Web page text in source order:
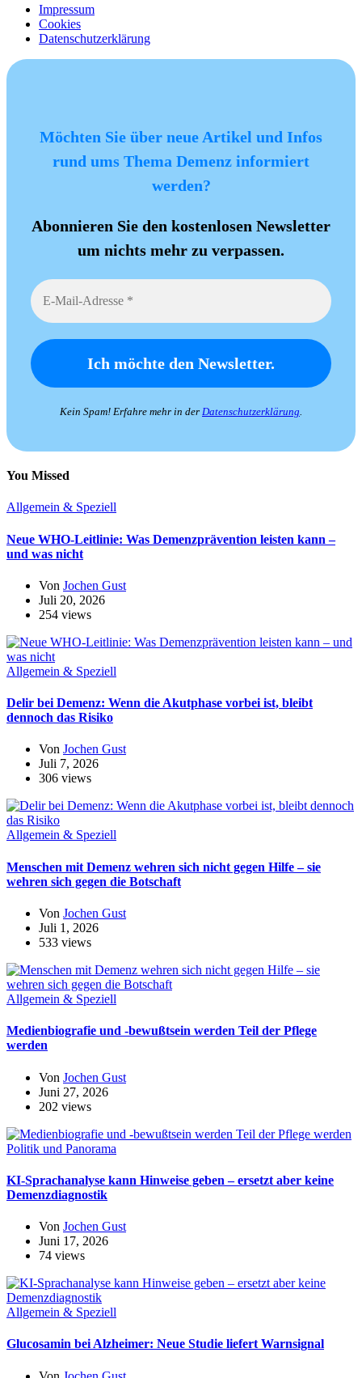
Impressum
Cookies
Datenschutzerklärung
Möchten Sie über neue Artikel und Infos
rund ums Thema Demenz informiert
werden?
Abonnieren Sie den kostenlosen Newsletter
um nichts mehr zu verpassen.
Kein Spam! Erfahre mehr in der Datenschutzerklärung
You Missed
Allgemein & Speziell
Neue WHO-Leitlinie: Was Demenzprävention leisten kann –
und was nicht
Von Jochen Gust
Juli 20, 2026
254 views
Allgemein & Speziell
Delir bei Demenz: Wenn die Akutphase vorbei ist, bleibt
dennoch das Risiko
Von Jochen Gust
Juli 7, 2026
306 views
Allgemein & Speziell
Menschen mit Demenz wehren sich nicht gegen Hilfe – sie
wehren sich gegen die Botschaft
Von Jochen Gust
Juli 1, 2026
533 views
Allgemein & Speziell
Medienbiografie und -bewußtsein werden Teil der Pflege
werden
Von Jochen Gust
Juni 27, 2026
202 views
Politik und Panorama
KI-Sprachanalyse kann Hinweise geben – ersetzt aber keine
Demenzdiagnostik
Von Jochen Gust
Juni 17, 2026
74 views
Allgemein & Speziell
Glucosamin bei Alzheimer: Neue Studie liefert Warnsignal